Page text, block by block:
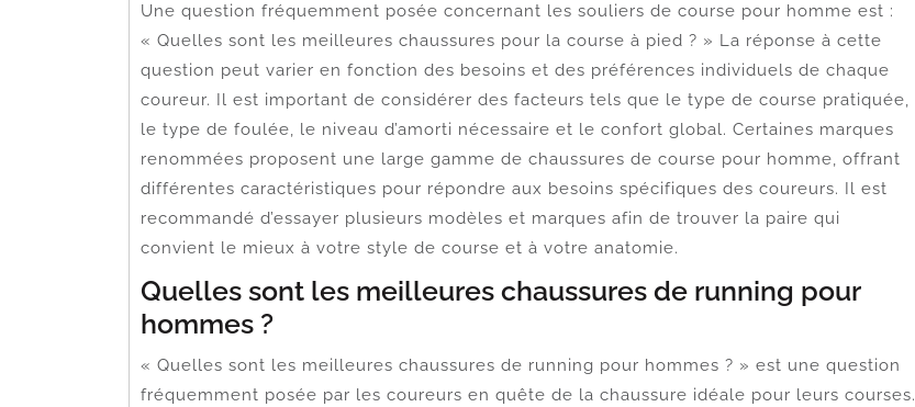
Une question fréquemment posée concernant les souliers de course pour homme est :
« Quelles sont les meilleures chaussures pour la course à pied ? » La réponse à cette
question peut varier en fonction des besoins et des préférences individuels de chaque
coureur. Il est important de considérer des facteurs tels que le type de course pratiquée,
le type de foulée, le niveau d’amorti nécessaire et le confort global. Certaines marques
renommées proposent une large gamme de chaussures de course pour homme, offrant
différentes caractéristiques pour répondre aux besoins spécifiques des coureurs. Il est
recommandé d’essayer plusieurs modèles et marques afin de trouver la paire qui
convient le mieux à votre style de course et à votre anatomie.
Quelles sont les meilleures chaussures de running pour
hommes ?
« Quelles sont les meilleures chaussures de running pour hommes ? » est une question
fréquemment posée par les coureurs en quête de la chaussure idéale pour leurs courses.